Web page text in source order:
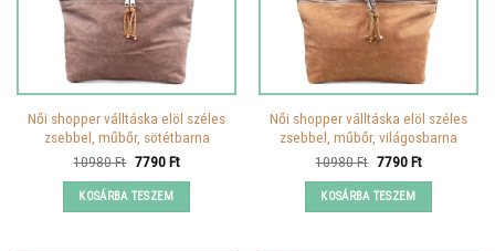
Női shopper válltáska elöl széles
zsebbel, műbőr, sötétbarna
10980Ft Original
was:
10980 Ft.
7790FtCurrent
KOSÁRBA TESZEM
Női shopper válltáska elöl széles
zsebbel, műbőr, világosbarna
10980Ft Original
was:
10980 Ft.
7790FtCurrent
KOSÁRBA TESZEM